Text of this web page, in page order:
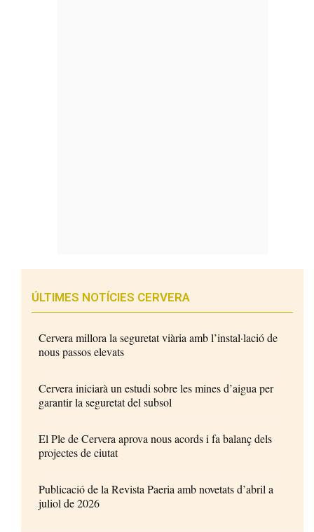
ÚLTIMES NOTÍCIES CERVERA
Cervera millora la seguretat viària amb l’instal·lació de
nous passos elevats
Cervera iniciarà un estudi sobre les mines d’aigua per
garantir la seguretat del subsol
El Ple de Cervera aprova nous acords i fa balanç dels
projectes de ciutat
Publicació de la Revista Paeria amb novetats d’abril a
juliol de 2026